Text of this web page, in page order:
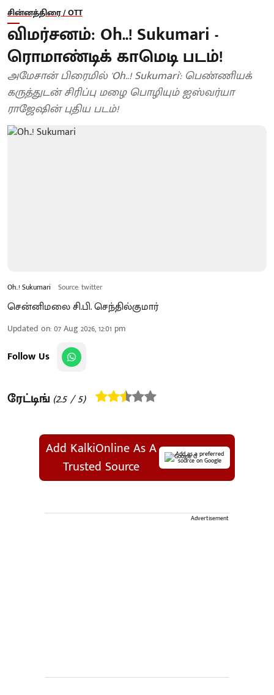
சின்னத்திரை / OTT
விமர்சனம்: Oh..! Sukumari -
ரொமாண்டிக் காமெடி படம்!
அமேசான் பிரைமில் 'Oh..! Sukumari': பெண்ணியக்
கருத்துடன் சிரிப்பு மழை பொழியும் ஐஸ்வர்யா
ராஜேஷின் புதிய படம்!
Oh..! Sukumari Source: twitter
சென்னிமலை சி.பி. செந்தில்குமார்
Updated on:07 Aug 2026, 12:01 pm
Follow Us
ரேட்டிங் (2.5/ 5)
Add KalkiOnline As A
Trusted Source
Add as a preferred
source on Google
Advertisement